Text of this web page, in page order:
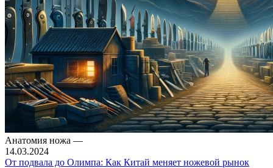
Анатомия ножа —
14.03.2024
От подвала до Олимпа: Как Китай меняет ножевой рынок